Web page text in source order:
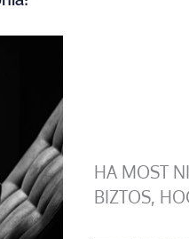
HA MOST
BIZTOS,